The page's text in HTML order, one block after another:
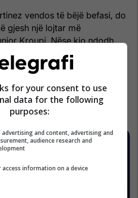
vendos të bëjë befasi, do
gjesh një lojtar më
Kroupi. Nëse kjo ndodh,
që do të marrë një premtim,
nga yjet e mëdhenj të
evropian.
for your consent to use
data for the following
purposes:
advertising and content, advertising and
audience research and
information on a device